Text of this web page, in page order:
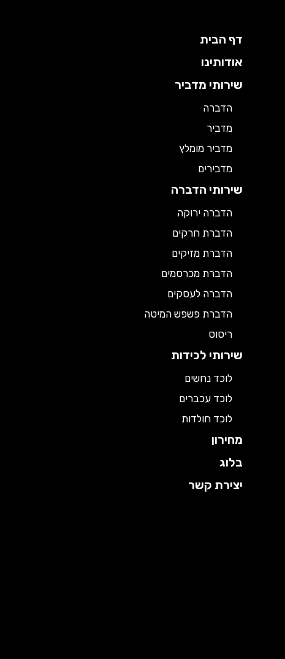
דף הבית
אודותינו
שירותי מדביר
הדברה
מדביר
מדביר מומלץ
מדבירים
שירותי הדברה
הדברה ירוקה
הדברת חרקים
הדברת מזיקים
הדברת מכרסמים
הדברה לעסקים
הדברת פשפש המיטה
ריסוס
שירותי לכידות
לוכד נחשים
לוכד עכברים
לוכד חולדות
מחירון
בלוג
יצירת קשר